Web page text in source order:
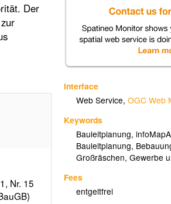
Interface
Web Service,OGC Web
Keywords
Bauleitplanung,
Bauleitplanung,
Großräschen,Gewerbe
Fees
entgeltfrei
Der
Nr. 15